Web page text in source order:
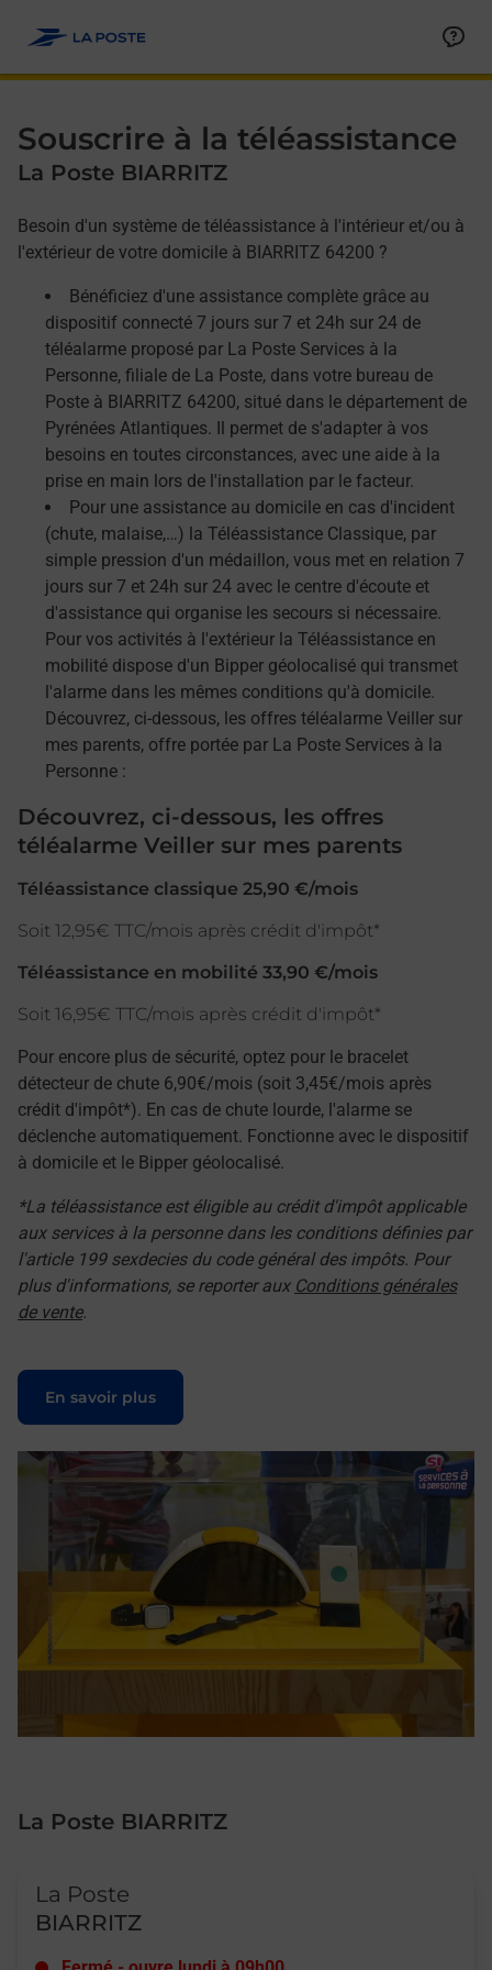
Souscrire à la téléassistance
La Poste BIARRITZ
Besoin d'un système de téléassistance à l'intérieur et/ou à
l'extérieur de votre domicile à BIARRITZ 64200 ?
Bénéficiez d'une assistance complète grâce au
dispositif connecté 7 jours sur 7 et 24h sur 24 de
téléalarme proposé par La Poste Services à la
Personne, filiale de La Poste, dans votre bureau de
Poste à BIARRITZ 64200, situé dans le département de
Pyrénées Atlantiques. Il permet de s'adapter à vos
besoins en toutes circonstances, avec une aide à la
prise en main lors de l'installation par le facteur.
Pour une assistance au domicile en cas d'incident
(chute, malaise,…) la Téléassistance Classique, par
simple pression d'un médaillon, vous met en relation 7
jours sur 7 et 24h sur 24 avec le centre d'écoute et
d'assistance qui organise les secours si nécessaire.
Pour vos activités à l'extérieur la Téléassistance en
mobilité dispose d'un Bipper géolocalisé qui transmet
l'alarme dans les mêmes conditions qu'à domicile.
Découvrez, ci-dessous, les offres téléalarme Veiller sur
mes parents, offre portée par La Poste Services à la
Personne :
Découvrez, ci-dessous, les offres
téléalarme Veiller sur mes parents
Téléassistance classique 25,90 €/mois
Soit 12,95€ TTC/mois après crédit d'impôt*
Téléassistance en mobilité 33,90 €/mois
Soit 16,95€ TTC/mois après crédit d'impôt*
Pour encore plus de sécurité, optez pour le bracelet
détecteur de chute 6,90€/mois (soit 3,45€/mois après
crédit d'impôt*). En cas de chute lourde, l'alarme se
déclenche automatiquement. Fonctionne avec le dispositif
à domicile et le Bipper géolocalisé.
*La téléassistance est éligible au crédit d'impôt applicable
aux services à la personne dans les conditions définies par
l'article 199 sexdecies du code général des impôts. Pour
plus d'informations, se reporter aux Conditions générales
de vente.
En savoir plus
Le lien s'ouvre dans un nouvel onglet
La Poste BIARRITZ
La Poste
BIARRITZ